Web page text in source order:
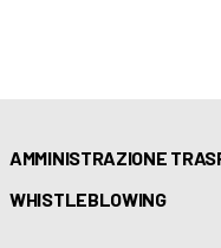
AMMINISTRAZIONE
WHISTLEBLOWING